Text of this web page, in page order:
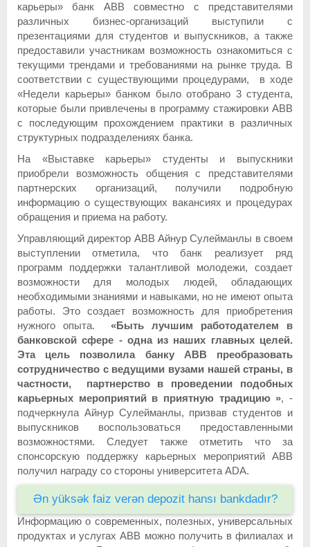
карьеры» банк АВВ совместно с представителями
различных бизнес-организаций выступили с
презентациями для студентов и выпускников, а также
предоставили участникам возможность ознакомиться с
текущими трендами и требованиями на рынке труда. В
соответствии с существующими процедурами, в ходе
«Недели карьеры» банком было отобрано 3 студента,
которые были привлечены в программу стажировки ABB
с последующим прохождением практики в различных
структурных подразделениях банка.
На «Выставке карьеры» студенты и выпускники
приобрели возможность общения с представителями
партнерских организаций, получили подробную
информацию о существующих вакансиях и процедурах
обращения и приема на работу.
Управляющий директор АВВ Айнур Сулейманлы в своем
выступлении отметила, что банк реализует ряд
программ поддержки талантливой молодежи, создает
возможности для молодых людей, обладающих
необходимыми знаниями и навыками, но не имеют опыта
работы. Это создает возможность для приобретения
нужного опыта. «Быть ​​лучшим работодателем в
банковской сфере - одна из наших главных целей.
Эта цель позволила банку АВВ
преобразовать
сотрудничество с ведущими вузами нашей страны, в
частности, партнерство в проведении подобных
карьерных мероприятий в приятную традицию », -
подчеркнула Айнур Сулейманлы, призвав студентов и
выпускников воспользоваться предоставленными
возможностями. Следует также отметить что за
спонсорскую поддержку карьерных мероприятий АВВ
получил награду со стороны университета ADA.
Ən yüksək faiz verən depozit hansı bankdadır?
Информацию о современных, полезных, универсальных
продуктах и услугах АВВ можно получить в филиалах и